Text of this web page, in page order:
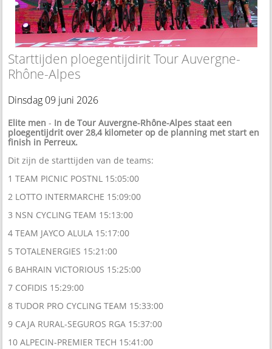
Starttijden ploegentijdirit Tour Auvergne-
Rhône-Alpes
Dinsdag 09 juni 2026
Elite men - In de Tour Auvergne-Rhône-Alpes staat een
ploegentijdrit over 28,4 kilometer op de planning met start en
finish in Perreux.
Dit zijn de starttijden van de teams:
1 TEAM PICNIC POSTNL 15:05:00
2 LOTTO INTERMARCHE 15:09:00
3 NSN CYCLING TEAM 15:13:00
4 TEAM JAYCO ALULA 15:17:00
5 TOTALENERGIES 15:21:00
6 BAHRAIN VICTORIOUS 15:25:00
7 COFIDIS 15:29:00
8 TUDOR PRO CYCLING TEAM 15:33:00
9 CAJA RURAL-SEGUROS RGA 15:37:00
10 ALPECIN-PREMIER TECH 15:41:00